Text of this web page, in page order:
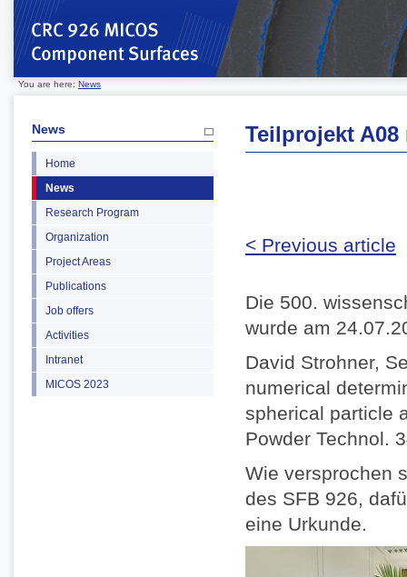
You are here: News
News
Home
News
Research Program
Organization
Project Areas
Publications
Job offers
Activities
Intranet
MICOS 2023
Teilprojekt A08
< Previous article
Die 500.
wurde am
David Strohner,
numerical
spherical particle
Powder Technol.
Wie versprochen
des SFB 926,
eine Urkunde.